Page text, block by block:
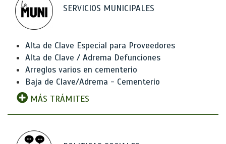
SERVICIOS MUNICIPALES
Alta de Clave Especial para Proveedores
Alta de Clave / Adrema Defunciones
Arreglos varios en cementerio
Baja de Clave/Adrema - Cementerio
MÁS TRÁMITES